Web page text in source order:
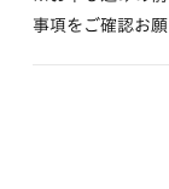
事項をご確認お願